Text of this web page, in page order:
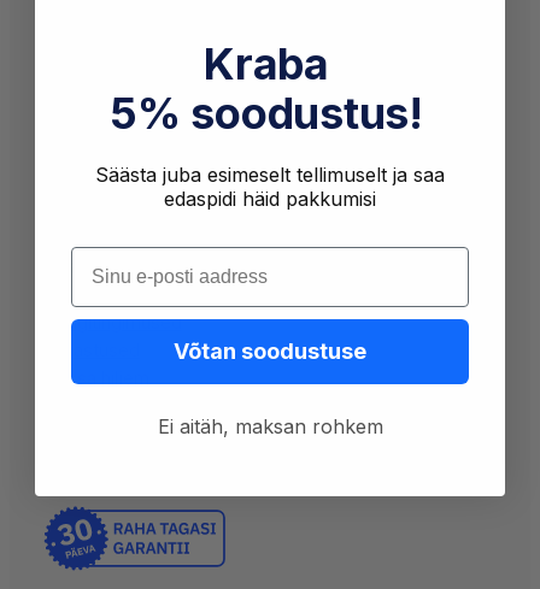
Põllu 28a-4 11618 Tallinn
Reg. nr 12377371
LHV Pank · EE137700771001251909
Ostuinfo
Müügitingimused
Maksa hiljem
Kraba
5% soodustus!
Säästa juba esimeselt tellimuselt ja saa
edaspidi häid pakkumisi
Sisesta oma e-post
Võtan soodustuse
Ei aitäh, maksan rohkem